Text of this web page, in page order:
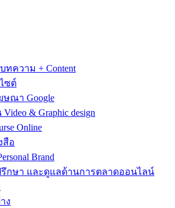
ทความ + Content
ซต์
ณา Google
& Graphic design
Online
สือ
Brand
รึกษา และดูแลด้านการตลาดออนไลน์
ง